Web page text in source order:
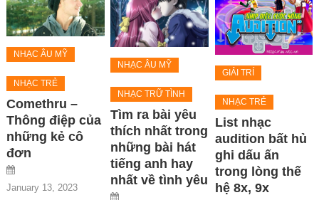
NHẠC ÂU MỸ
NHẠC TRẺ
Comethru –
Thông điệp của
những kẻ cô
đơn
January 13, 2023
NHẠC ÂU MỸ
NHẠC TRỮ TÌNH
Tìm ra bài yêu
thích nhất trong
những bài hát
tiếng anh hay
nhất về tình yêu
GIẢI TRÍ
NHẠC TRẺ
List nhạc
audition bất hủ
ghi dấu ấn
trong lòng thế
hệ 8x, 9x